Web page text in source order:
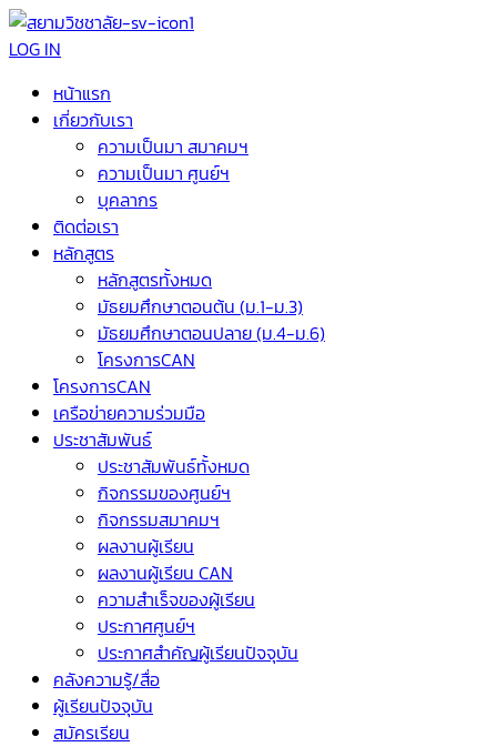
LOG IN
หน้าแรก
เกี่ยวกับเรา
ความเป็นมา สมาคมฯ
ความเป็นมา ศูนย์ฯ
บุคลากร
ติดต่อเรา
หลักสูตร
หลักสูตรทั้งหมด
มัธยมศึกษาตอนต้น (ม.1-ม.3)
มัธยมศึกษาตอนปลาย (ม.4-ม.6)
โครงการCAN
โครงการCAN
เครือข่ายความร่วมมือ
ประชาสัมพันธ์
ประชาสัมพันธ์ทั้งหมด
กิจกรรมของศูนย์ฯ
กิจกรรมสมาคมฯ
ผลงานผู้เรียน
ผลงานผู้เรียน CAN
ความสำเร็จของผู้เรียน
ประกาศศูนย์ฯ
ประกาศสำคัญผู้เรียนปัจจุบัน
คลังความรู้/สื่อ
ผู้เรียนปัจจุบัน
สมัครเรียน